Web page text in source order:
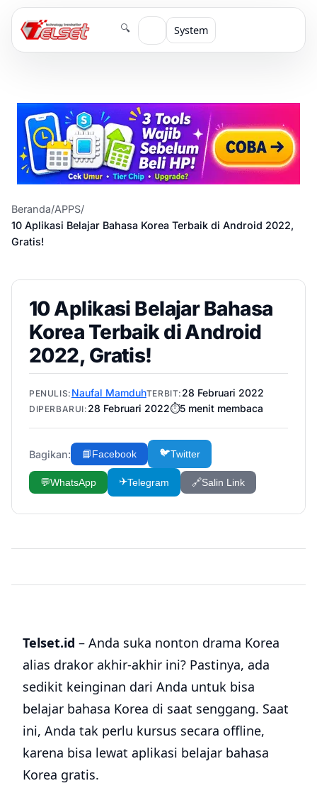
🔍 System
Beranda/APPS/
10 Aplikasi Belajar Bahasa Korea Terbaik di Android 2022,
Gratis!
10 Aplikasi Belajar Bahasa
Korea Terbaik di Android
2022, Gratis!
PENULIS: Naufal MamduhTERBIT: 28 Februari 2022
DIPERBARUI: 28 Februari 2022⏱️5menit membaca
Bagikan: 📘Facebook 🐦Twitter
💬WhatsApp ✈️Telegram 🔗Salin Link
Telset.id – Anda suka nonton drama Korea
alias drakor akhir-akhir ini? Pastinya, ada
sedikit keinginan dari Anda untuk bisa
belajar bahasa Korea di saat senggang. Saat
ini, Anda tak perlu kursus secara offline,
karena bisa lewat aplikasi belajar bahasa
Korea gratis.